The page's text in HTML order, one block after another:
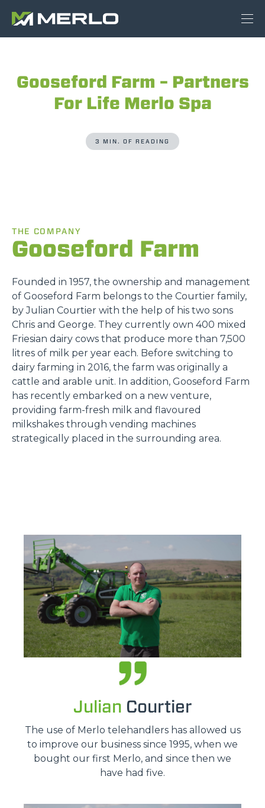
Gooseford Farm – Partners
For Life Merlo Spa
3 MIN. OF READING
THE COMPANY
Gooseford Farm
Founded in 1957, the ownership and management
of Gooseford Farm belongs to the Courtier family,
by Julian Courtier with the help of his two sons
Chris and George. They currently own 400 mixed
Friesian dairy cows that produce more than 7,500
litres of milk per year each. Before switching to
dairy farming in 2016, the farm was originally a
cattle and arable unit. In addition, Gooseford Farm
has recently embarked on a new venture,
providing farm-fresh milk and flavoured
milkshakes through vending machines
strategically placed in the surrounding area.
Julian Courtier
The use of Merlo telehandlers has allowed us
to improve our business since 1995, when we
bought our first Merlo, and since then we
have had five.